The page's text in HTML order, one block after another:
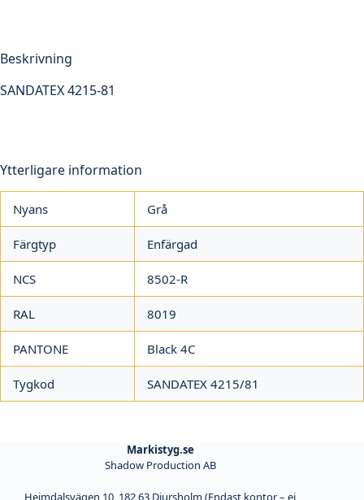
Beskrivning
SANDATEX 4215-81
Ytterligare information
Nyans Grå
Färgtyp Enfärgad
NCS 8502-R
RAL 8019
PANTONE Black 4C
Tygkod SANDATEX 4215/81
Markistyg.se
Shadow Production AB
Heimdalsvägen 10, 182 63 Djursholm (Endast kontor – ej